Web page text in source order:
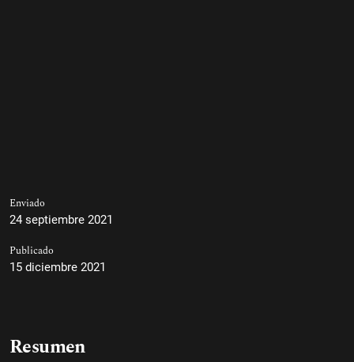
Enviado
24 septiembre 2021
Publicado
15 diciembre 2021
Resumen